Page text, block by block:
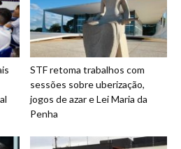
STF retoma trabalhos com
sessões sobre uberização,
jogos de azar e Lei Maria da
Penha